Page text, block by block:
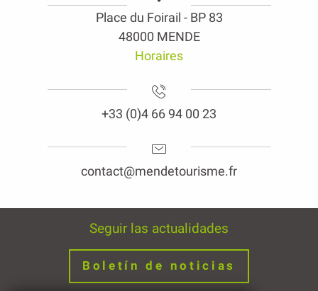
Place du Foirail - BP 83
48000 MENDE
Horaires
+33 (0)4 66 94 00 23
contact@mendetourisme.fr
Seguir las actualidades
Boletín de noticias